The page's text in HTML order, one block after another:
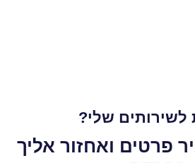
לשירותים שלי?
פרטים ואחזור אליך